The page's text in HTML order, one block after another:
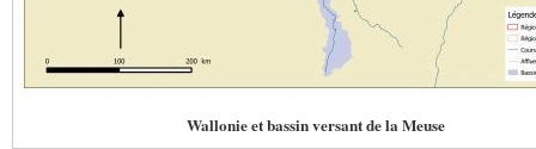
Wallonie et bassin versant de la Meuse